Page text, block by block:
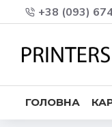
+38 (093)
ГОЛОВНА